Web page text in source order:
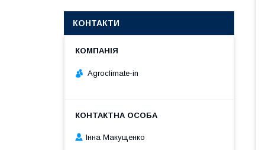
КОНТАКТИ
Agroclimate-in
Інна Макущенко